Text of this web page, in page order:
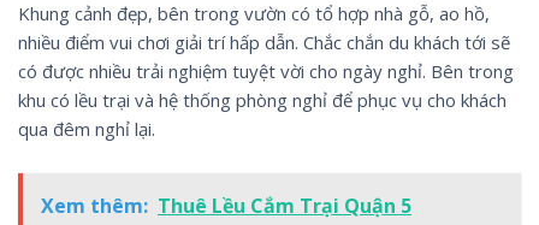
Khung cảnh đẹp, bên trong vườn có tổ hợp nhà gỗ, ao hồ,
nhiều điểm vui chơi giải trí hấp dẫn. Chắc chắn du khách tới sẽ
có được nhiều trải nghiệm tuyệt vời cho ngày nghỉ. Bên trong
khu có lều trại và hệ thống phòng nghỉ để phục vụ cho khách
qua đêm nghỉ lại.
Xem thêm: Thuê Lều Cắm Trại Quận 5